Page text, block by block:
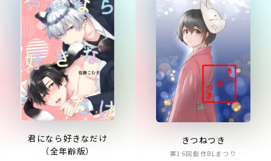
君になら好きなだけ
（全年齢版）
きつねつき
第16回創作BLまつり